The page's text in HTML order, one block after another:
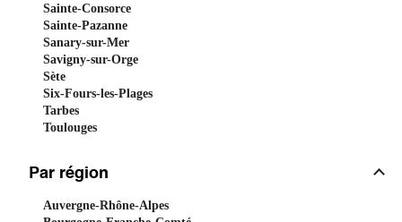
Sainte-Consorce
Sainte-Pazanne
Sanary-sur-Mer
Savigny-sur-Orge
Sète
Six-Fours-les-Plages
Tarbes
Toulouges
Par région
Auvergne-Rhône-Alpes